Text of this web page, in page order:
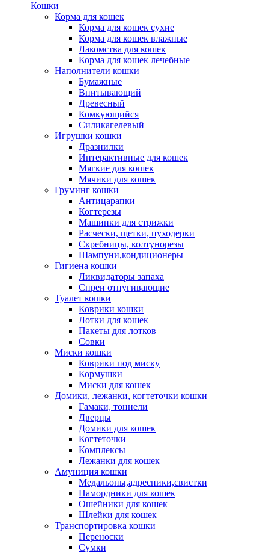
Кошки
Корма для кошек
Корма для кошек сухие
Корма для кошек влажные
Лакомства для кошек
Корма для кошек лечебные
Наполнители кошки
Бумажные
Впитывающий
Древесный
Комкующийся
Силикагелевый
Игрушки кошки
Дразнилки
Интерактивные для кошек
Мягкие для кошек
Мячики для кошек
Груминг кошки
Антицарапки
Когтерезы
Машинки для стрижки
Расчески, щетки, пуходерки
Скребницы, колтунорезы
Шампуни,кондиционеры
Гигиена кошки
Ликвидаторы запаха
Спреи отпугивающие
Туалет кошки
Коврики кошки
Лотки для кошек
Пакеты для лотков
Совки
Миски кошки
Коврики под миску
Кормушки
Миски для кошек
Домики, лежанки, когтеточки кошки
Гамаки, тоннели
Дверцы
Домики для кошек
Когтеточки
Комплексы
Лежанки для кошек
Амуниция кошки
Медальоны,адресники,свистки
Намордники для кошек
Ошейники для кошек
Шлейки для кошек
Транспортировка кошки
Переноски
Сумки